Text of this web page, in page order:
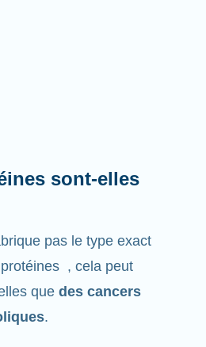
sont-elles
pas le type exact
, cela peut
que des cancers
.